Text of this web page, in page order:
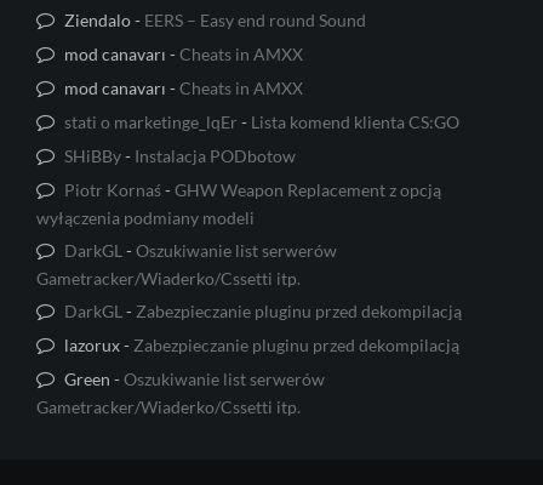
Ziendalo- EERS – Easy end round Sound
mod canavarı -Cheats in AMXX
mod canavarı -Cheats in AMXX
stati o marketinge_lqEr - Lista komend klienta CS:GO
SHiBBy- Instalacja PODbotow
Piotr Kornaś-GHW Weapon Replacement z opcją
wyłączenia podmiany modeli
DarkGL -Oszukiwanie list serwerów
Gametracker/Wiaderko/Cssetti itp.
DarkGL - Zabezpieczanie pluginu przed dekompilacją
lazorux- Zabezpieczanie pluginu przed dekompilacją
Green -Oszukiwanie list serwerów
Gametracker/Wiaderko/Cssetti itp.